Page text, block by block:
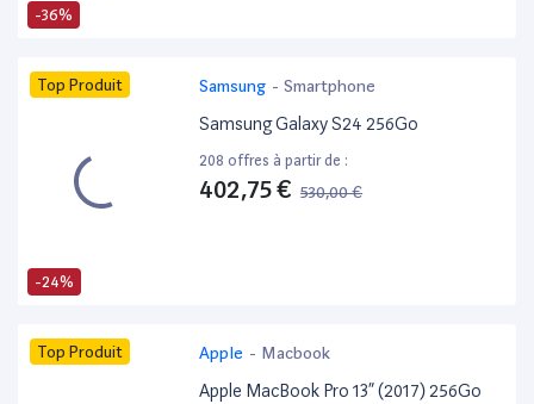
-36%
-24%
Top Produit Samsung - Smartphone
Samsung Galaxy S24 256Go
208 offres à partir de :
402,75 € 530,00 €
Top Produit Apple - Macbook
Apple MacBook Pro 13” (2017) 256Go